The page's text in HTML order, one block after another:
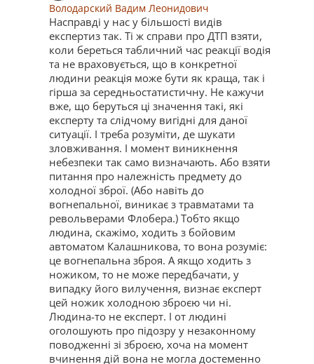
Володарский Вадим Леонидович
Насправді у нас у більшості видів
експертиз так. Ті ж справи про ДТП взяти,
коли береться табличний час реакції водія
та не враховується, що в конкретної
людини реакція може бути як краща, так і
гірша за середньостатистичну. Не кажучи
вже, що беруться ці значення такі, які
експерту та слідчому вигідні для даної
ситуації. І треба розуміти, де шукати
зловживання. І момент виникнення
небезпеки так само визначають. Або взяти
питання про належність предмету до
холодної зброї. (Або навіть до
вогнепальної, виникає з травматами та
револьверами Флобера.) Тобто якщо
людина, скажімо, ходить з бойовим
автоматом Калашникова, то вона розуміє:
це вогнепальна зброя. А якщо ходить з
ножиком, то не може передбачати, у
випадку його вилучення, визнає експерт
цей ножик холодною зброєю чи ні.
Людина-то не експерт. І от людині
оголошують про підозру у незаконному
поводженні зі зброєю, хоча на момент
вчинення дій вона не могла достеменно